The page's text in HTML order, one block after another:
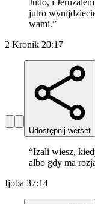
Judo, i
jutro
wami.”
2 Kronik 20:17
Udostępnij werset
“Izali wiesz,
albo gdy ma
Ijoba 37:14